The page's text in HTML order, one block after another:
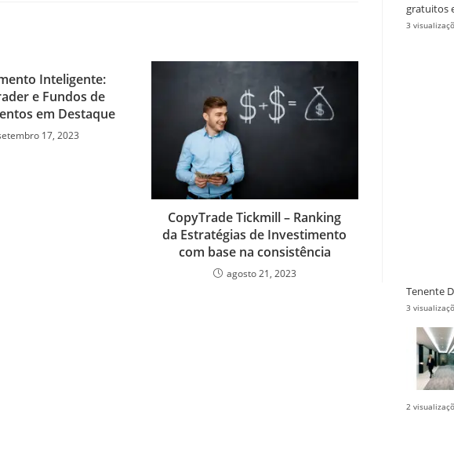
Inteligente:
e Fundos de
em Destaque
17, 2023
CopyTrade Tickmill – Ranking
da Estratégias de Investimento
com base na consistência
agosto 21, 2023
gratuitos
3
Tenente
3
2